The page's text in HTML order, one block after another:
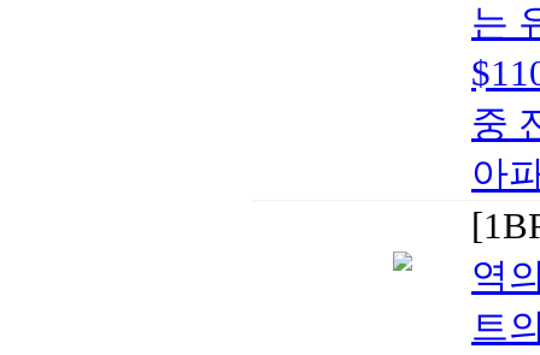
는
중
아
역
트